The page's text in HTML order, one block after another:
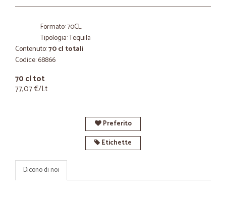
Formato: 70CL
Tipologia: Tequila
Contenuto:70 cl totali
Codice: 68866
70 cl tot
77,07 €/Lt
Preferito
Etichette
Dicono di noi